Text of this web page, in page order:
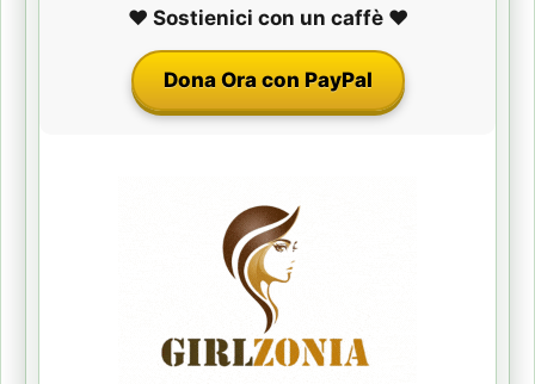
❤️ Sostienici con un caffè ❤️
Dona Ora con PayPal